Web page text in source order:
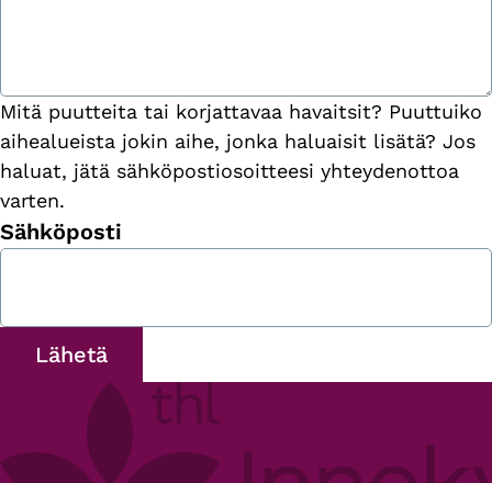
Mitä puutteita tai korjattavaa havaitsit? Puuttuiko
aihealueista jokin aihe, jonka haluaisit lisätä? Jos
haluat, jätä sähköpostiosoitteesi yhteydenottoa
varten.
Sähköposti